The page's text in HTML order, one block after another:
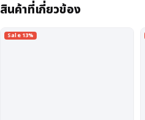
สินค้าที่เกี่ยวข้อง
Sale 13%